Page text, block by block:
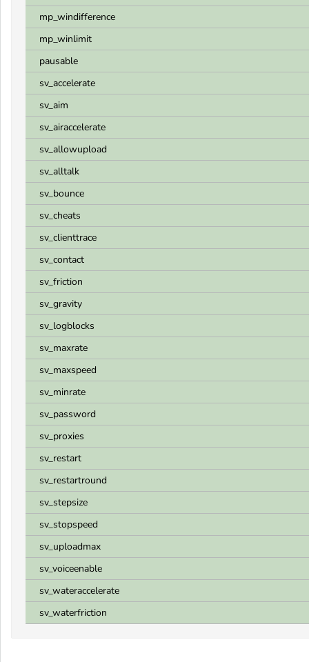
mp_windifference
mp_winlimit
pausable
sv_accelerate
sv_aim
sv_airaccelerate
sv_allowupload
sv_alltalk
sv_bounce
sv_cheats
sv_clienttrace
sv_contact
sv_friction
sv_gravity
sv_logblocks
sv_maxrate
sv_maxspeed
sv_minrate
sv_password
sv_proxies
sv_restart
sv_restartround
sv_stepsize
sv_stopspeed
sv_uploadmax
sv_voiceenable
sv_wateraccelerate
sv_waterfriction